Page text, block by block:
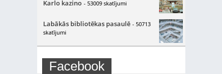
Karlo kazino - 53009 skatījumi
Labākās bibliotēkas pasaulē - 50713
skatījumi
Facebook